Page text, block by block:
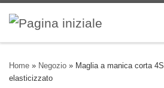
Skip to content
Home » Negozio » Maglia a manica corta
elasticizzato